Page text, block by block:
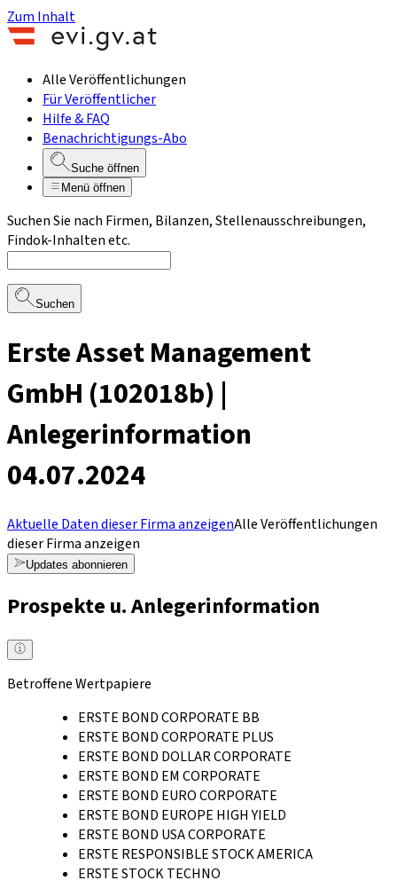
Zum Inhalt
Alle Veröffentlichungen
Für Veröffentlicher
Hilfe & FAQ
Benachrichtigungs-Abo
Suche öffnen
Menü öffnen
Suchen Sie nach Firmen, Bilanzen, Stellenausschreibungen,
Findok-Inhalten etc.
Suchen
Erste Asset Management
GmbH (102018b) |
Anlegerinformation
04.07.2024
Aktuelle Daten dieser Firma anzeigenAlle Veröffentlichungen
dieser Firma anzeigen
Updates abonnieren
Prospekte u. Anlegerinformation
Betroffene Wertpapiere
ERSTE BOND CORPORATE BB
ERSTE BOND CORPORATE PLUS
ERSTE BOND DOLLAR CORPORATE
ERSTE BOND EM CORPORATE
ERSTE BOND EURO CORPORATE
ERSTE BOND EUROPE HIGH YIELD
ERSTE BOND USA CORPORATE
ERSTE RESPONSIBLE STOCK AMERICA
ERSTE STOCK TECHNO